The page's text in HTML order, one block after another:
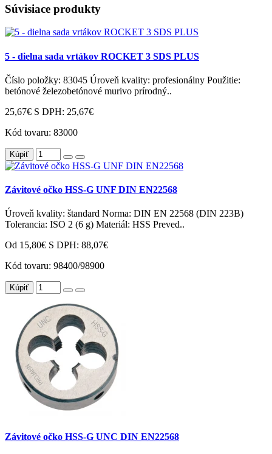
Súvisiace produkty
5 - dielna sada vrtákov ROCKET 3 SDS PLUS
Číslo položky: 83045 Úroveň kvality: profesionálny Použitie:
betónové železobetónové murivo prírodný..
25,67€ S DPH: 25,67€
Kód tovaru: 83000
Kúpiť
Závitové očko HSS-G UNF DIN EN22568
Úroveň kvality: štandard Norma: DIN EN 22568 (DIN 223B)
Tolerancia: ISO 2 (6 g) Materiál: HSS Preved..
Od 15,80€ S DPH: 88,07€
Kód tovaru: 98400/98900
Kúpiť
Závitové očko HSS-G UNC DIN EN22568